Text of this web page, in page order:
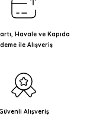
Havale ve Kapıda
ile Alışveriş
Alışveriş